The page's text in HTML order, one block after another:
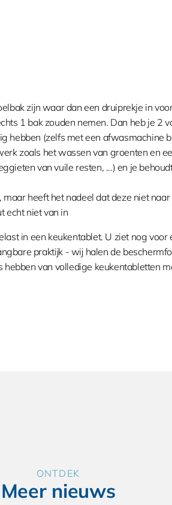
zijn waar dan een druiprekje in
1 bak zouden nemen. Dan heb je 2
hebben (zelfs met een afwasmachine
zoals het wassen van groenten en
van vuile resten, ...) en je
heeft het nadeel dat deze niet
echt niet van in
in een keukentablet. U ziet nog voor
praktijk - wij halen de
van volledige keukentabletten
ONTDEK
Meer nieuws